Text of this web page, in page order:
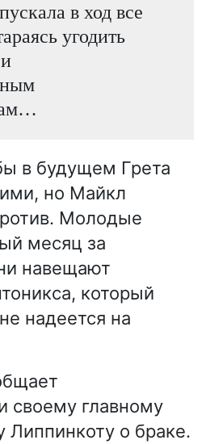
в ход все
угодить
в будущем Грета
но Майкл
Молодые
месяц за
навещают
который
надеется на
своему главному
Липпинкоту о браке.